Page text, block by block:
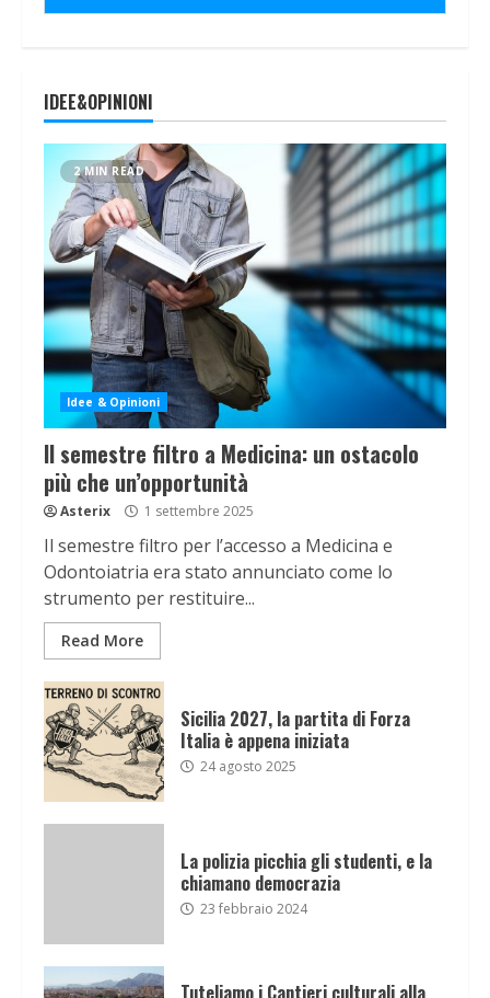
IDEE&OPINIONI
2 MIN READ
Idee & Opinioni
Il semestre filtro a Medicina: un ostacolo
più che un’opportunità
Asterix 1 settembre 2025
Il semestre filtro per l’accesso a Medicina e
Odontoiatria era stato annunciato come lo
strumento per restituire...
Read More
Sicilia 2027, la partita di Forza
Italia è appena iniziata
24 agosto 2025
La polizia picchia gli studenti, e la
chiamano democrazia
23 febbraio 2024
Tuteliamo i Cantieri culturali alla